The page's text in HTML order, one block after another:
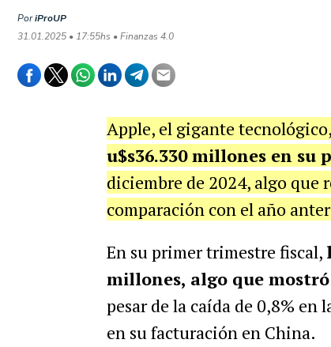
PoriProUP
31.01.2025 • 17:55hs • Finanzas 4.0
Apple, el gigante tecnológico,
u$s36.330 millones en
diciembre de 2024, algo que
comparación con el año
En su primer trimestre fiscal,
millones, algo que
pesar de la caída de 0,8%
en su facturación en China.